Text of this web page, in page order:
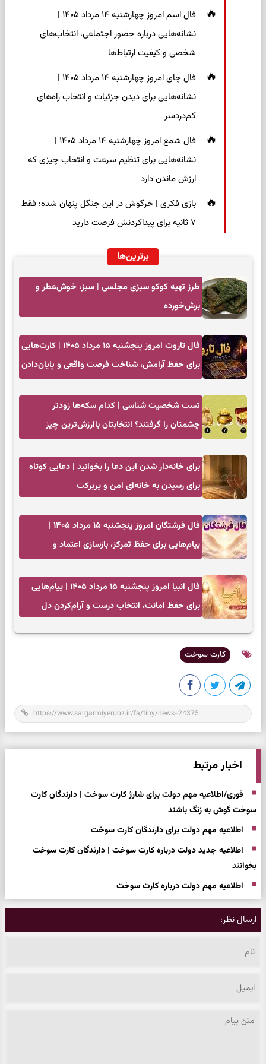
فال اسم امروز چهارشنبه ۱۴ مرداد ۱۴۰۵ |
نشانه‌هایی درباره حضور اجتماعی، انتخاب‌های
شخصی و کیفیت ارتباط‌ها
فال چای امروز چهارشنبه ۱۴ مرداد ۱۴۰۵ |
نشانه‌هایی برای دیدن جزئیات و انتخاب راه‌های
کم‌دردسر
فال شمع امروز چهارشنبه ۱۴ مرداد ۱۴۰۵ |
نشانه‌هایی برای تنظیم سرعت و انتخاب چیزی که
ارزش ماندن دارد
بازی فکری | خرگوش در این جنگل پنهان شده؛ فقط
۷ ثانیه برای پیداکردنش فرصت دارید
برترین‌ها
طرز تهیه کوکو سبزی مجلسی | سبز، خوش‌عطر و
برش‌خورده
فال تاروت امروز پنجشنبه ۱۵ مرداد ۱۴۰۵ | کارت‌هایی
برای حفظ آرامش، شناخت فرصت واقعی و پایان‌دادن
تست شخصیت شناسی | کدام سکه‌ها زودتر
چشمتان را گرفتند؟ انتخابتان باارزش‌ترین چیز
برای خانه‌دار شدن این دعا را بخوانید | دعایی کوتاه
برای رسیدن به خانه‌ای امن و پربرکت
فال فرشتگان امروز پنجشنبه ۱۵ مرداد ۱۴۰۵ |
پیام‌هایی برای حفظ تمرکز، بازسازی اعتماد و
فال انبیا امروز پنجشنبه ۱۵ مرداد ۱۴۰۵ | پیام‌هایی
برای حفظ امانت، انتخاب درست و آرام‌کردن دل
کارت سوخت
اخبار مرتبط
فوری/اطلاعیه مهم دولت برای شارژ کارت سوخت | دارندگان کارت
سوخت گوش به زنگ باشند
اطلاعیه مهم دولت برای دارندگان کارت سوخت
اطلاعیه جدید دولت درباره کارت سوخت | دارندگان کارت سوخت
بخوانند
اطلاعیه مهم دولت درباره کارت سوخت
ارسال نظر: